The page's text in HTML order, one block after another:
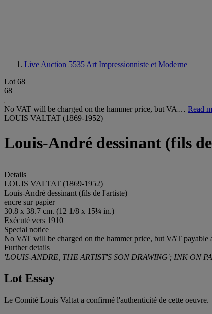
Live Auction 5535 Art Impressionniste et Moderne
Lot 68
68
No VAT will be charged on the hammer price, but VA… Read
LOUIS VALTAT (1869-1952)
Louis-André dessinant (fils
Details
LOUIS VALTAT (1869-1952)
Louis-André dessinant (fils de l'artiste)
encre sur papier
30.8 x 38.7 cm. (12 1/8 x 15¼ in.)
Exécuté vers 1910
Special notice
No VAT will be charged on the hammer price, but VAT
Further details
'LOUIS-ANDRE, THE ARTIST'S SON DRAWING'; INK ON
Lot Essay
Le Comité Louis Valtat a confirmé l'authenticité de cette oeuvre.